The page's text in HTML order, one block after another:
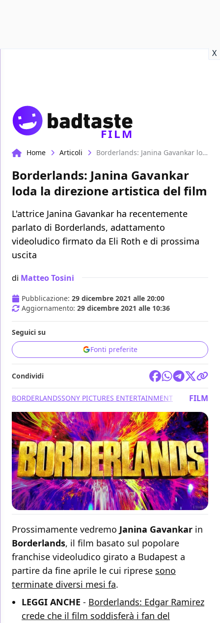
X
FILM
Home Articoli Borderlands: Janina Gavankar loda la direzione artistica del film
Borderlands: Janina Gavankar
loda la direzione artistica del film
L'attrice Janina Gavankar ha recentemente
parlato di Borderlands, adattamento
videoludico firmato da Eli Roth e di prossima
uscita
di Matteo Tosini
Pubblicazione: 29 dicembre 2021 alle 20:00
Aggiornamento: 29 dicembre 2021 alle 10:36
Seguici su
Fonti preferite
Condividi
BORDERLANDSSONY PICTURES ENTERTAINMENT FILM
Prossimamente vedremo Janina Gavankar in
Borderlands, il film basato sul popolare
franchise videoludico girato a Budapest a
partire da fine aprile le cui riprese sono
terminate diversi mesi fa.
LEGGI ANCHE - Borderlands: Edgar Ramirez
crede che il film soddisferà i fan del